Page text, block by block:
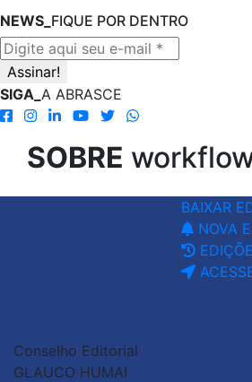
NEWS_ FIQUE POR DENTRO
SIGA_ A ABRASCE
SOBRE
BAIXAR
NOVA
Conselho Editorial
GLAUCO HUMAI